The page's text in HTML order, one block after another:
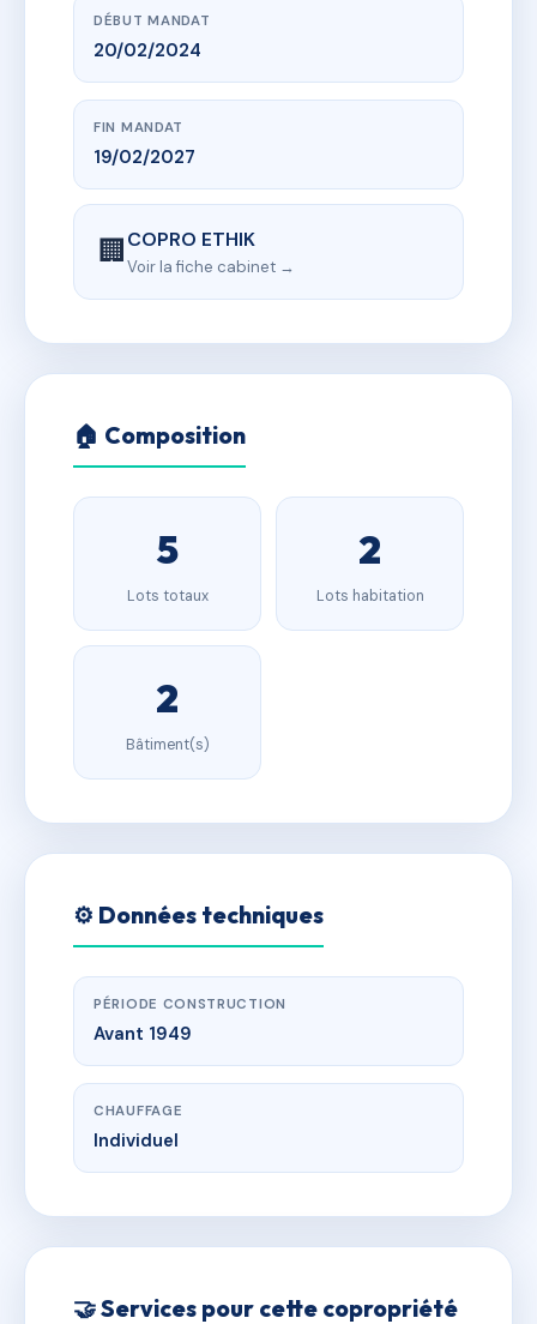
DÉBUT MANDAT
20/02/2024
FIN MANDAT
19/02/2027
🏢COPRO ETHIK
Voir la fiche cabinet →
🏠 Composition
5
Lots totaux
2
Lots habitation
2
Bâtiment(s)
⚙️ Données techniques
PÉRIODE CONSTRUCTION
Avant 1949
CHAUFFAGE
Individuel
🤝 Services pour cette copropriété